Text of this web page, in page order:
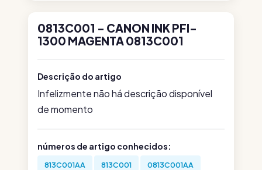
0813C001 - CANON INK PFI-
1300 MAGENTA 0813C001
Descrição do artigo
Infelizmente não há descrição disponível
de momento
números de artigo conhecidos:
813C001AA 813C001 0813C001AA